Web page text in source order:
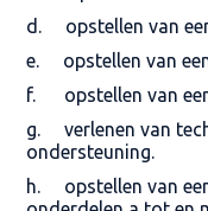
d. opstellen van
e. opstellen van
f. opstellen van
g. verlenen van
ondersteuning.
h. opstellen van